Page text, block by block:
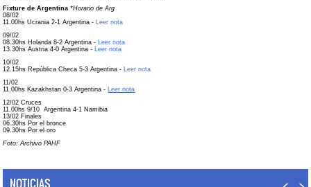
Fixture de Argentina *Horario de Arg
08/02
11.00hs Ucrania 2-1 Argentina - Leer nota
09/02
08.30hs Holanda 8-2 Argentina - Leer nota
13.30hs Austria 4-0 Argentina - Leer nota
10/02
12.15hs República Checa 5-3 Argentina - Leer nota
11/02
11.00hs Kazakhstan 0-3 Argentina - Leer nota
12/02 Cruces
11.00hs 9/10 Argentina 4-1 Namibia
13/02 Finales
06.30hs Por el bronce
09.30hs Por el oro
Foto: Archivo PAHF